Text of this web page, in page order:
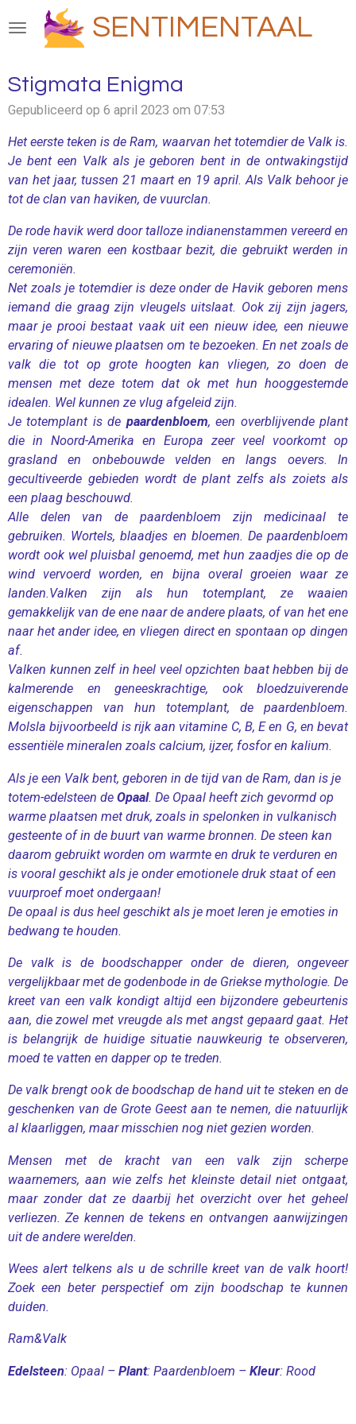
direct
de
hoofdinhoud
SENTIMENTAAL
Stigmata Enigma
Gepubliceerd op 6 april 2023 om 07:53
Het eerste teken is de Ram, waarvan het totemdier de Valk is.
Je bent een Valk als je geboren bent in de ontwakingstijd
van het jaar, tussen 21 maart en 19 april. Als Valk behoor je
tot de clan van haviken, de vuurclan.
De rode havik werd door talloze indianenstammen vereerd en
zijn veren waren een kostbaar bezit, die gebruikt werden in
ceremoniën.
Net zoals je totemdier is deze onder de Havik geboren mens
iemand die graag zijn vleugels uitslaat. Ook zij zijn jagers,
maar je prooi bestaat vaak uit een nieuw idee, een nieuwe
ervaring of nieuwe plaatsen om te bezoeken. En net zoals de
valk die tot op grote hoogten kan vliegen, zo doen de
mensen met deze totem dat ok met hun hooggestemde
idealen. Wel kunnen ze vlug afgeleid zijn.
Je totemplant is de paardenbloem, een overblijvende plant
die in Noord-Amerika en Europa zeer veel voorkomt op
grasland en onbebouwde velden en langs oevers. In
gecultiveerde gebieden wordt de plant zelfs als zoiets als
een plaag beschouwd.
Alle delen van de paardenbloem zijn medicinaal te
gebruiken. Wortels, blaadjes en bloemen. De paardenbloem
wordt ook wel pluisbal genoemd, met hun zaadjes die op de
wind vervoerd worden, en bijna overal groeien waar ze
landen.Valken zijn als hun totemplant, ze waaien
gemakkelijk van de ene naar de andere plaats, of van het ene
naar het ander idee, en vliegen direct en spontaan op dingen
af.
Valken kunnen zelf in heel veel opzichten baat hebben bij de
kalmerende en geneeskrachtige, ook bloedzuiverende
eigenschappen van hun totemplant, de paardenbloem.
Molsla bijvoorbeeld is rijk aan vitamine C, B, E en G, en bevat
essentiële mineralen zoals calcium, ijzer, fosfor en kalium.
Als je een Valk bent, geboren in de tijd van de Ram, dan is je
totem-edelsteen de Opaal. De Opaal heeft zich gevormd op
warme plaatsen met druk, zoals in spelonken in vulkanisch
gesteente of in de buurt van warme bronnen. De steen kan
daarom gebruikt worden om warmte en druk te verduren en
is vooral geschikt als je onder emotionele druk staat of een
vuurproef moet ondergaan!
De opaal is dus heel geschikt als je moet leren je emoties in
bedwang te houden.
De valk is de boodschapper onder de dieren, ongeveer
vergelijkbaar met de godenbode in de Griekse mythologie. De
kreet van een valk kondigt altijd een bijzondere gebeurtenis
aan, die zowel met vreugde als met angst gepaard gaat. Het
is belangrijk de huidige situatie nauwkeurig te observeren,
moed te vatten en dapper op te treden.
De valk brengt ook de boodschap de hand uit te steken en de
geschenken van de Grote Geest aan te nemen, die natuurlijk
al klaarliggen, maar misschien nog niet gezien worden.
Mensen met de kracht van een valk zijn scherpe
waarnemers, aan wie zelfs het kleinste detail niet ontgaat,
maar zonder dat ze daarbij het overzicht over het geheel
verliezen. Ze kennen de tekens en ontvangen aanwijzingen
uit de andere werelden.
Wees alert telkens als u de schrille kreet van de valk hoort!
Zoek een beter perspectief om zijn boodschap te kunnen
duiden.
Ram&Valk
Edelsteen: Opaal – Plant: Paardenbloem – Kleur: Rood